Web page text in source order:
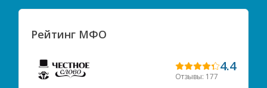
Рейтинг МФО
4.4
Отзывы: 177